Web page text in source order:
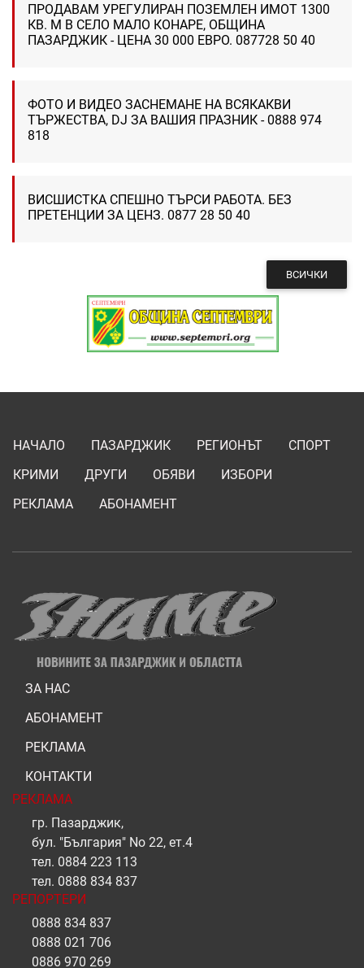
ПРОДАВАМ УРЕГУЛИРАН ПОЗЕМЛЕН ИМОТ 1300
КВ. М В СЕЛО МАЛО КОНАРЕ, ОБЩИНА
ПАЗАРДЖИК - ЦЕНА 30 000 ЕВРО. 087728 50 40
ФОТО И ВИДЕО ЗАСНЕМАНЕ НА ВСЯКАКВИ
ТЪРЖЕСТВА, DJ ЗА ВАШИЯ ПРАЗНИК - 0888 974
818
ВИСШИСТКА СПЕШНО ТЪРСИ РАБОТА. БЕЗ
ПРЕТЕНЦИИ ЗА ЦЕНЗ. 0877 28 50 40
ВСИЧКИ
НАЧАЛО ПАЗАРДЖИК РЕГИОНЪТ
СПОРТ
КРИМИ
ДРУГИ ОБЯВИ
ИЗБОРИ
РЕКЛАМА
АБОНАМЕНТ
ЗА НАС
АБОНАМЕНТ
РЕКЛАМА
КОНТАКТИ
РЕКЛАМА
гр. Пазарджик,
бул. "България" No 22, ет.4
тел. 0884 223 113
тел. 0888 834 837
РЕПОРТЕРИ
0888 834 837
0888 021 706
0886 970 269